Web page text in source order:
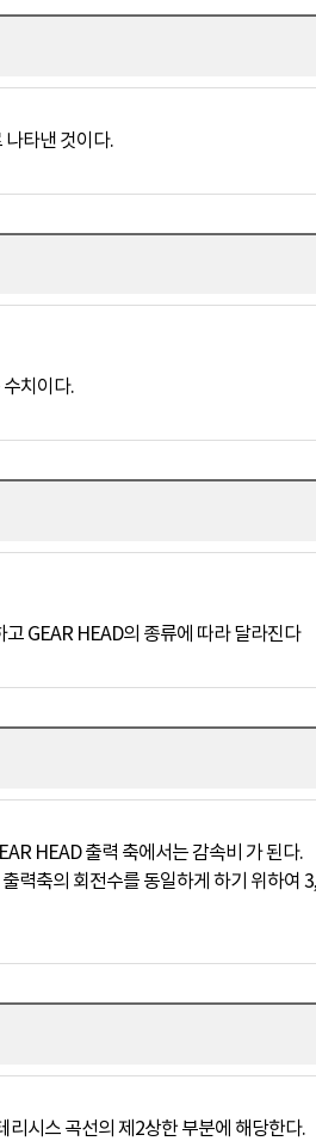
타낸 것이다.
치이다.
GEAR HEAD의 종류에 따라 달라진다
HEAD 출력 축에서는 감속비 가 된다.
력축의 회전수를 동일하게 하기 위하
리시스 곡선의 제2상한 부분에 해당한다.